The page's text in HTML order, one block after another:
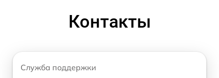
Контакты
Служба поддержки